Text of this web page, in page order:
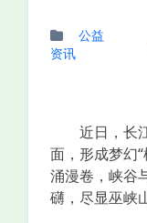
公益
资讯
近日，长江
面，形成梦幻
涌漫卷，峡谷
礴，尽显巫峡